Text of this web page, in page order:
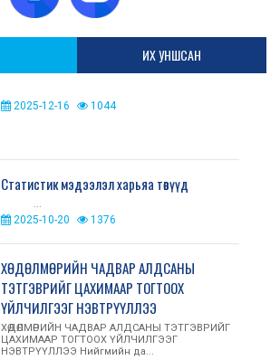
ИХ УНШСАН
2025-12-16 1044
Статистик мэдээлэл харьяа төвүүд
...
2025-10-20 1376
ХӨДӨЛМӨРИЙН ЧАДВАР АЛДСАНЫ
ТЭТГЭВРИЙГ ЦАХИМААР ТОГТООХ
ҮЙЛЧИЛГЭЭГ НЭВТРҮҮЛЛЭЭ
ХӨДӨЛМӨРИЙН ЧАДВАР АЛДСАНЫ ТЭТГЭВРИЙГ
ЦАХИМААР ТОГТООХ ҮЙЛЧИЛГЭЭГ
НЭВТРҮҮЛЛЭЭ Нийгмийн да...